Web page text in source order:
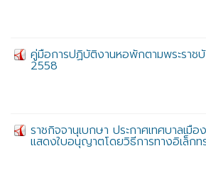
คู่มือการปฏิบัติงานหอพักตามพระร
2558
ราชกิจจานุเบกษา ประกาศเทศบาลเมื
แสดงใบอนุญาตโดยวิธีการทางอิเล็ก